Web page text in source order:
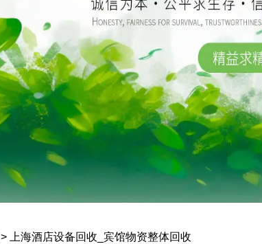
> 上海酒店设备回收_宾馆物资整体回收